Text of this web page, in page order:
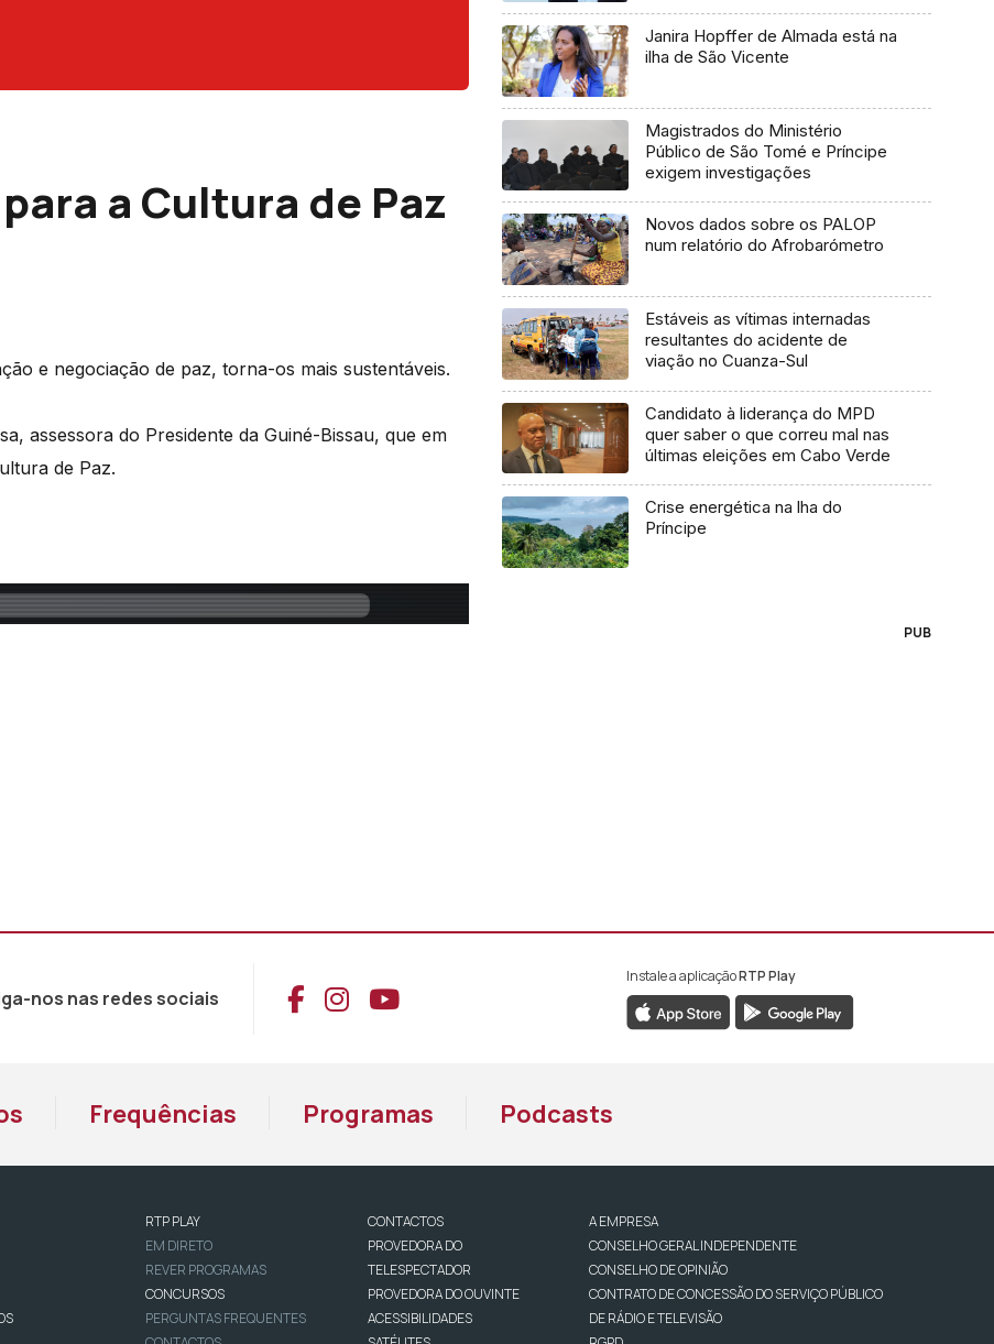
a Cultura de Paz
e negociação de paz, torna-os mais sustentáveis.
assessora do Presidente da Guiné-Bissau, que em
de Paz.
Janira Hopffer de Almada está na
ilha de São Vicente
Magistrados do Ministério
Público de São Tomé e Príncipe
exigem investigações
Novos dados sobre os PALOP
num relatório do Afrobarómetro
Estáveis as vítimas internadas
resultantes do acidente de
viação no Cuanza-Sul
Candidato à liderança do MPD
quer saber o que correu mal nas
últimas eleições em Cabo Verde
Crise energética na lha do
Príncipe
PUB
nos nas redes sociais Aceder ao Facebook da RTP África
Aceder ao Instagram da RTP África
Aceder ao YouTube da RTP África
Instale a aplicaçãoRTP Play
Frequências Programas Podcasts
RTP PLAY
EM DIRETO
REVER PROGRAMAS
CONCURSOS
PERGUNTAS FREQUENTES
CONTACTOS
PROVEDORA DO
TELESPECTADOR
PROVEDORA DO OUVINTE
ACESSIBILIDADES
A EMPRESA
CONSELHO GERAL INDEPENDENTE
CONSELHO DE OPINIÃO
CONTRATO DE CONCESSÃO DO SERVIÇO PÚBLICO
DE RÁDIO E TELEVISÃO